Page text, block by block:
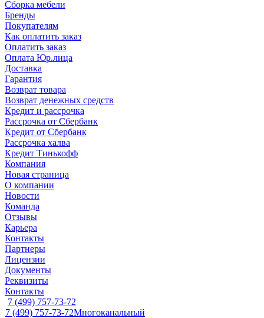
Сборка мебели
Бренды
Покупателям
Как оплатить заказ
Оплатить заказ
Оплата Юр.лица
Доставка
Гарантия
Возврат товара
Возврат денежных средств
Кредит и рассрочка
Рассрочка от Сбербанк
Кредит от Сбербанк
Рассрочка халва
Кредит Тинькофф
Компания
Новая страница
О компании
Новости
Команда
Отзывы
Карьера
Контакты
Партнеры
Лицензии
Документы
Реквизиты
Контакты
7 (499) 757-73-72
7 (499) 757-73-72Многоканальный